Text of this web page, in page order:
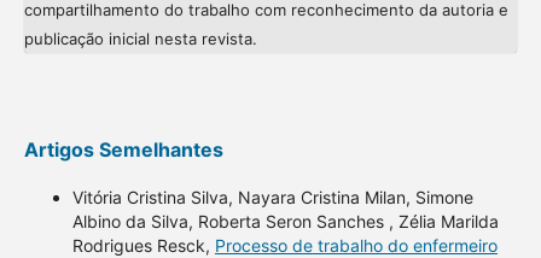
compartilhamento do trabalho com reconhecimento da autoria e
publicação inicial nesta revista.
Artigos Semelhantes
Vitória Cristina Silva, Nayara Cristina Milan, Simone
Albino da Silva, Roberta Seron Sanches , Zélia Marilda
Rodrigues Resck, Processo de trabalho do enfermeiro